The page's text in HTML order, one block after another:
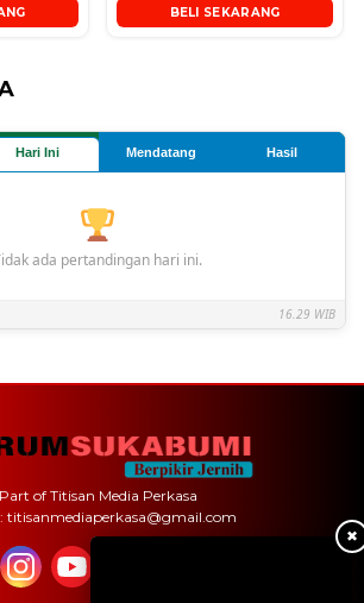
BELI SEKARANG
Hari Ini Mendatang Hasil
ada pertandingan hari ini.
16.29 WIB
✖
Part of Titisan Media Perkasa
titisanmediaperkasa@gmail.com